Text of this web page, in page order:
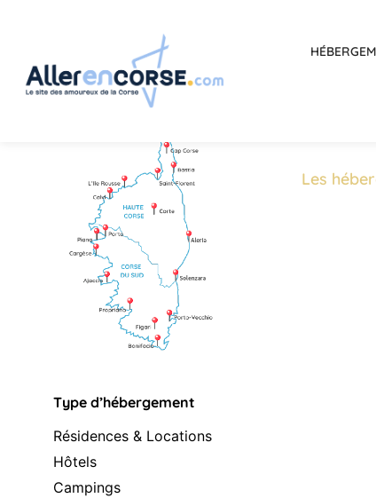
Type d’hébergement
Résidences & Locations
Hôtels
Campings
Les